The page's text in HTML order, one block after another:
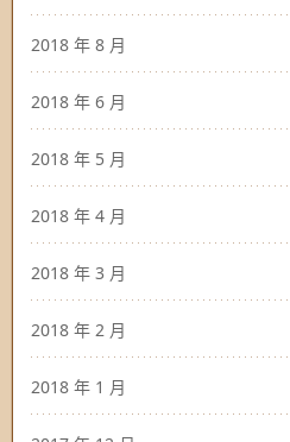
2018 年 8 月
2018 年 6 月
2018 年 5 月
2018 年 4 月
2018 年 3 月
2018 年 2 月
2018 年 1 月